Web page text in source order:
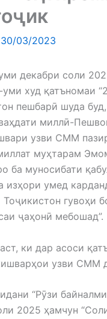
30/03/2023
декабри соли
худ қатъномаи
пешбарӣ шуда
миллӣ-
узви СММ
муҳтарам
ба муносибати
изҳори умед
гувоҳи
ҷаҳонӣ мебошад”.
ки дар асоси
узви СММ
“Рӯзи
2025 ҳамчун